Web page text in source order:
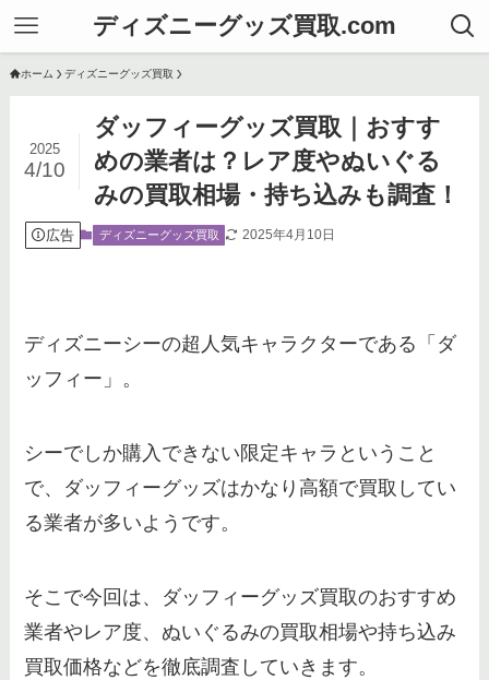
ディズニーグッズ買取.com
ホーム ディズニーグッズ買取
ダッフィーグッズ買取｜おすす
めの業者は？レア度やぬいぐる
みの買取相場・持ち込みも調査！
2025
4/10
広告 ディズニーグッズ買取 2025年4月10日
ディズニーシーの超人気キャラクターである「ダ
ッフィー」。
シーでしか購入できない限定キャラということ
で、ダッフィーグッズはかなり高額で買取してい
る業者が多いようです。
そこで今回は、ダッフィーグッズ買取のおすすめ
業者やレア度、ぬいぐるみの買取相場や持ち込み
買取価格などを徹底調査していきます。